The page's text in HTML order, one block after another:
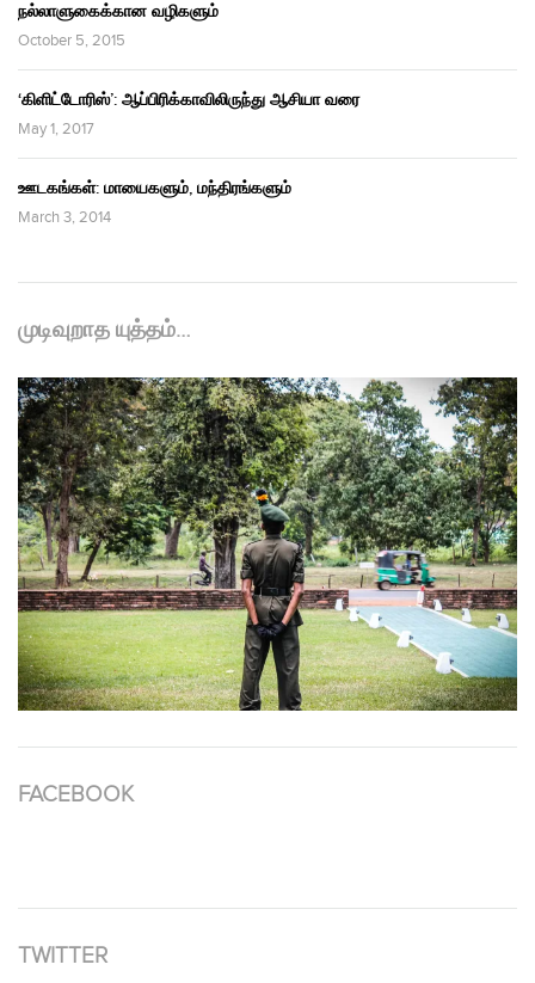
நல்லாளுகைக்கான வழிகளும்
October 5, 2015
‘கிளிட்டோரிஸ்’: ஆப்பிரிக்காவிலிருந்து ஆசியா வரை
May 1, 2017
ஊடகங்கள்: மாயைகளும், மந்திரங்களும்
March 3, 2014
முடிவுறாத யுத்தம்…
FACEBOOK
TWITTER